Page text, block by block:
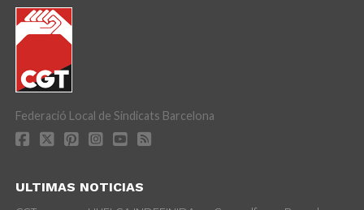
Federació Local de Sindicats Barcelona
ULTIMAS NOTICIAS